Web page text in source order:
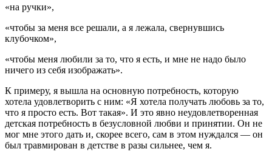
«на ручки»,
«чтобы за меня все решали, а я лежала, свернувшись
клубочком»,
«чтобы меня любили за то, что я есть, и мне не надо было
ничего из себя изображать».
К примеру, я вышла на основную потребность, которую
хотела удовлетворить с ним: «Я хотела получать любовь за то,
что я просто есть. Вот такая». И это явно неудовлетворенная
детская потребность в безусловной любви и принятии. Он не
мог мне этого дать и, скорее всего, сам в этом нуждался — он
был травмирован в детстве в разы сильнее, чем я.